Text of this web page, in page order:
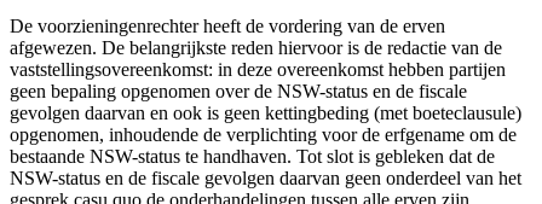
De voorzieningenrechter heeft de vordering van de erven
afgewezen. De belangrijkste reden hiervoor is de redactie van de
vaststellingsovereenkomst: in deze overeenkomst hebben partijen
geen bepaling opgenomen over de NSW-status en de fiscale
gevolgen daarvan en ook is geen kettingbeding (met boeteclausule)
opgenomen, inhoudende de verplichting voor de erfgename om de
bestaande NSW-status te handhaven. Tot slot is gebleken dat de
NSW-status en de fiscale gevolgen daarvan geen onderdeel van het
gesprek casu quo de onderhandelingen tussen alle erven zijn